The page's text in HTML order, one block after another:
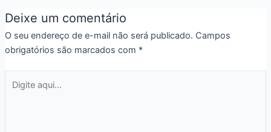
Deixe um comentário
O seu endereço de e-mail não será publicado. Campos
obrigatórios são marcados com *
aqui...